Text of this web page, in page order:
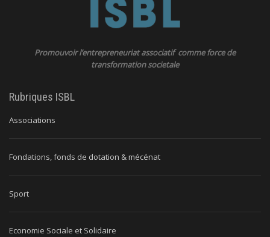
Promouvoir l’entrepreneuriat associatif comme force de
transformation societale
Rubriques ISBL
Associations
Fondations, fonds de dotation & mécénat
Sport
Economie Sociale et Solidaire